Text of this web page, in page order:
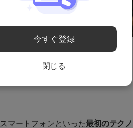
マートフォンといった最初のテクノ
今すぐ登録
閉じる